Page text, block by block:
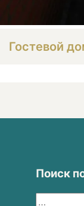
Гостевой
Поиск